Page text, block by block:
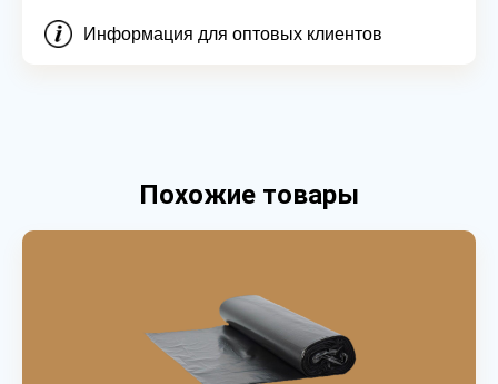
Информация для оптовых клиентов
Похожие товары